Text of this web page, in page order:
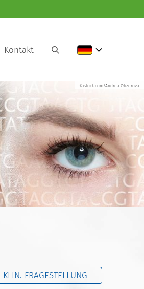
Kontakt
©istock.com/Andrea Obzerova
FRAGESTELLUNG